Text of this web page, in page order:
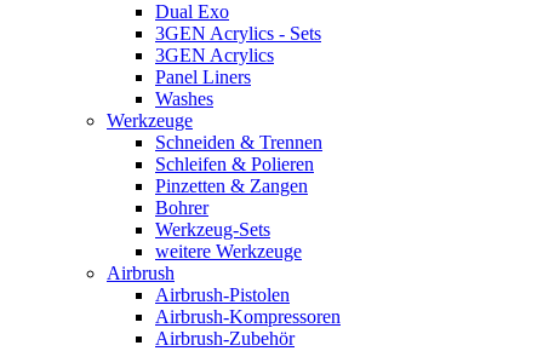
Dual Exo
3GEN Acrylics - Sets
3GEN Acrylics
Panel Liners
Washes
Werkzeuge
Schneiden & Trennen
Schleifen & Polieren
Pinzetten & Zangen
Bohrer
Werkzeug-Sets
weitere Werkzeuge
Airbrush
Airbrush-Pistolen
Airbrush-Kompressoren
Airbrush-Zubehör